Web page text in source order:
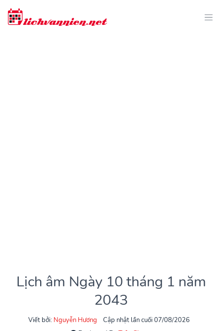
Lịch âm Ngày 10 tháng 1 năm
2043
Viết bởi: Nguyễn Hương
Cập nhật lần cuối 07/08/2026